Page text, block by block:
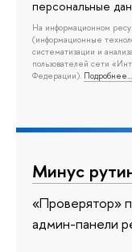
персональные
На информационном
(информационные
систематизации и
пользователей сети
Федерации). Подробнее…
Минус
«Проверятор»
админ-панели